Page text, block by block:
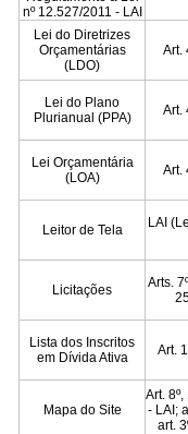
nº 12.527/2011 - LAI
Lei do Diretrizes
Orçamentárias
(LDO)
Art.
Lei do Plano
Plurianual (PPA)
Art.
Lei Orçamentária
(LOA)
Art.
Leitor de Tela
LAI
Licitações
Arts.
Lista dos Inscritos
em Dívida Ativa
Art.
Mapa do Site
Art.
- LAI;
art.